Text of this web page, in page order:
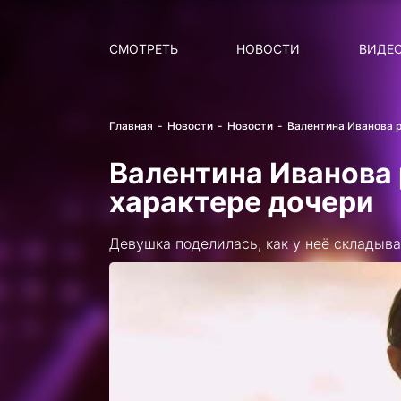
СМОТРЕТЬ НОВОСТИ
Главная Новости Новости Валентина Иванова
Валентина
характере дочери
Девушка поделилась, как у неё